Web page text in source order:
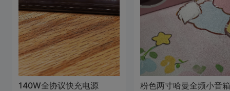
140W全协议快充电源 粉色两寸哈曼全频小音